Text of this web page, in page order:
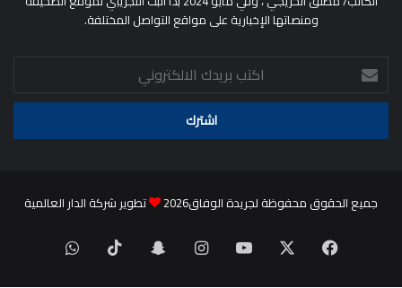
ومنصاتها الإخبارية على مواقع التواصل المختلفة.
اكتب
بريدك
الالكتروني
جميع الحقوق محفوظة لجريدة الوفاق2026 تطوير شركة الدار العالمية
فيسبوك ‫YouTubeانستقرامسناب
‫TikTokواتساب